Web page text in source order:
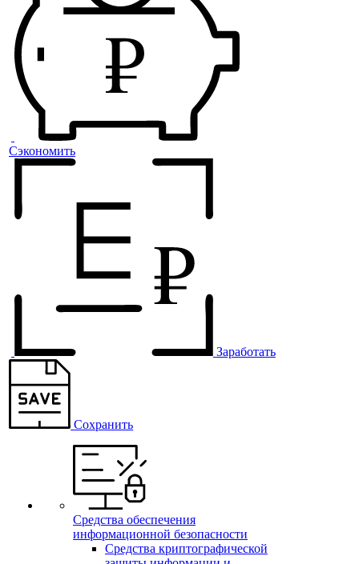
Сэкономить
Заработать
Сохранить
Средства обеспечения
информационной безопасности
Средства криптографической